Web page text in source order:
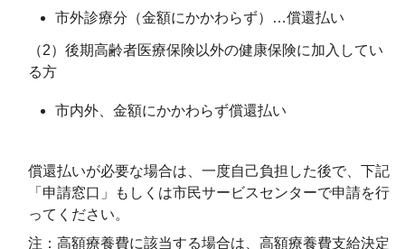
市外診療分（金額にかかわらず）…償還払い
（2）後期高齢者医療保険以外の健康保険に加入してい
る方
市内外、金額にかかわらず償還払い
償還払いが必要な場合は、一度自己負担した後で、下記
「申請窓口」もしくは市民サービスセンターで申請を行
ってください。
注：高額療養費に該当する場合は、高額療養費支給決定